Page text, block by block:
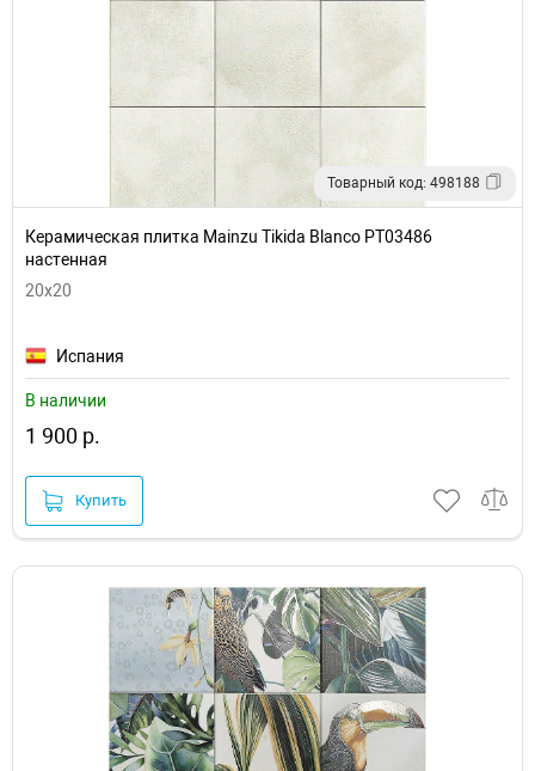
Товарный код: 498188
Керамическая плитка Mainzu Tikida Blanco PT03486
настенная
20x20
Испания
В наличии
1 900 р.
Купить